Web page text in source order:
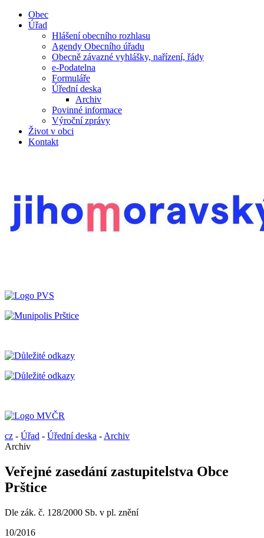
Obec
Úřad
Hlášení obecního rozhlasu
Agendy Obecního úřadu
Obecně závazné vyhlášky, nařízení, řády
e-Podatelna
Formuláře
Úřední deska
Archiv
Povinné informace
Výroční zprávy
Život v obci
Kontakt
cz - Úřad - Úřední deska - Archiv
Archiv
Veřejné zasedání zastupitelstva Obce
Prštice
Dle zák. č. 128/2000 Sb. v pl. znění
10/2016